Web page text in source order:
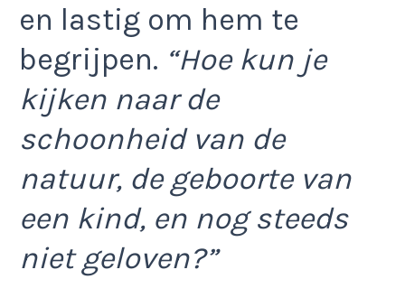
en lastig om hem te
begrijpen. “Hoe kun je
kijken naar de
schoonheid van de
natuur, de geboorte van
een kind, en nog steeds
niet geloven?”